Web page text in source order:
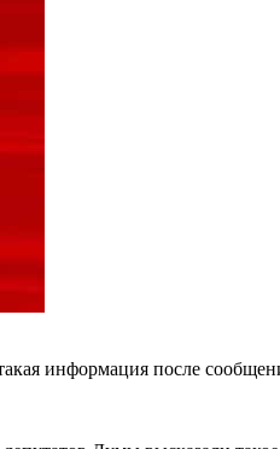
информация после